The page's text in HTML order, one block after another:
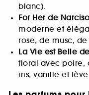
blanc).
For Her de
moderne et
rose, de musc,
La Vie est Belle
floral avec poire,
iris, vanille et